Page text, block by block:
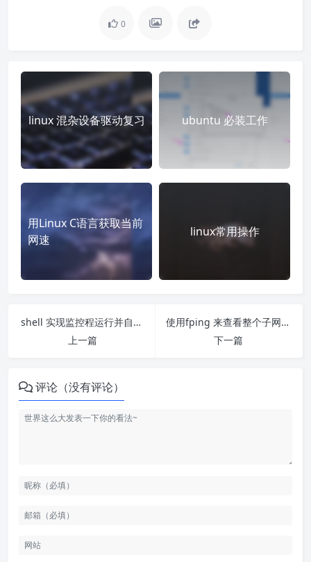
0
linux 混杂设备驱动复习 ubuntu 必装工作
用Linux C语言获取当前
网速
linux常用操作
shell 实现监控程运行并自动重启
上一篇
使用fping 来查看整个子网有哪些设备在线
下一篇
评论（没有评论）